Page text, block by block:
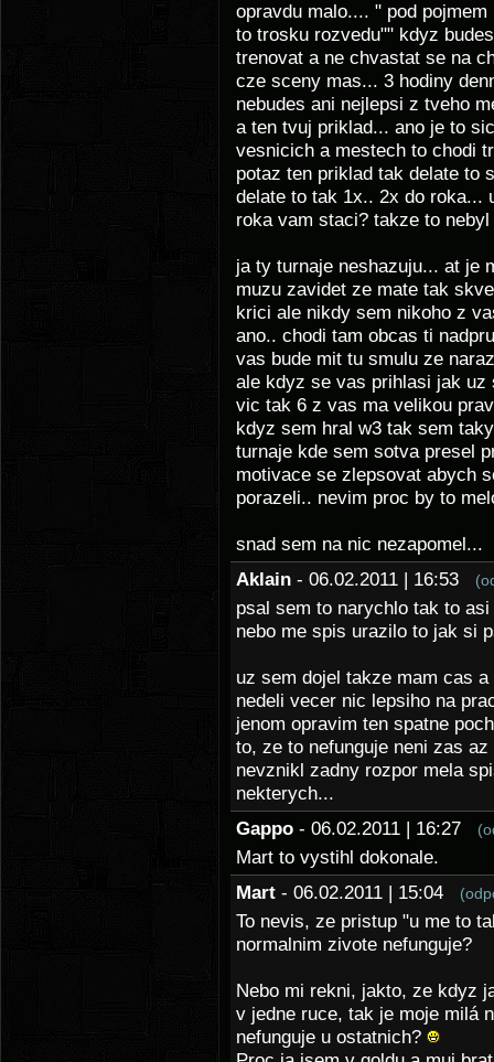
opravdu malo.... " pod
to trosku rozvedu"" kdyz
trenovat a ne chvastat se na
cze sceny mas... 3 hodiny
nebudes ani nejlepsi z tveho
a ten tvuj priklad... ano je to
vesnicich a mestech to chodi
potaz ten priklad tak delate to
delate to tak 1x.. 2x do roka...
roka vam staci? takze to
ja ty turnaje neshazuju... at je
muzu zavidet ze mate tak
krici ale nikdy sem nikoho z
ano.. chodi tam obcas ti
vas bude mit tu smulu ze
ale kdyz se vas prihlasi jak uz
vic tak 6 z vas ma velikou
kdyz sem hral w3 tak sem
turnaje kde sem sotva presel
motivace se zlepsovat abych
porazeli.. nevim proc by to
snad sem na nic nezapomel...
Aklain - 06.02.2011 | 16:53
psal sem to narychlo tak to
nebo me spis urazilo to jak si
uz sem dojel takze mam cas
nedeli vecer nic lepsiho na
jenom opravim ten spatne
to, ze to nefunguje neni zas
nevznikl zadny rozpor mela
nekterych...
Gappo - 06.02.2011 | 16:27
Mart to vystihl dokonale.
Mart - 06.02.2011 | 15:04
To nevis, ze pristup "u me to
normalnim zivote nefunguje?
Nebo mi rekni, jakto, ze kdyz
v jedne ruce, tak je moje milá
nefunguje u ostatnich?